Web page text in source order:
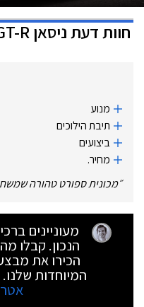
חוות דעתניסאן GT-R
מנוע
תיבת הילוכים
ביצועים
מחיר.
״מכונית ספורט טהורה
מעוניינים
הנכון. קבלו
הכירו את
המיוחדות שלנו.